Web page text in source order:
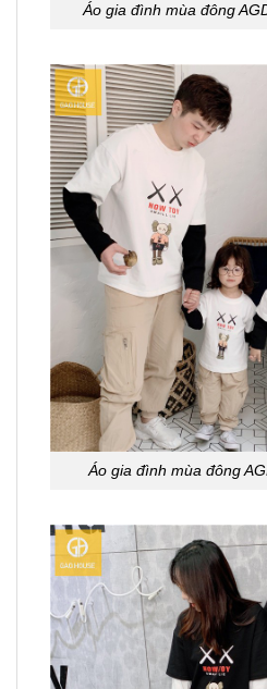
Áo gia đình mùa đông
Áo gia đình mùa đông